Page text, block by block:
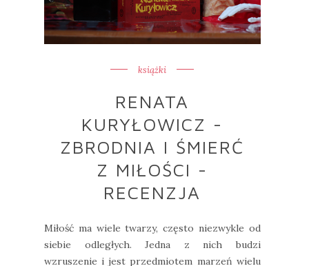
książki
RENATA
KURYŁOWICZ -
ZBRODNIA I ŚMIERĆ
Z MIŁOŚCI -
RECENZJA
Miłość ma wiele twarzy, często niezwykle od
siebie odległych. Jedna z nich budzi
wzruszenie i jest przedmiotem marzeń wielu